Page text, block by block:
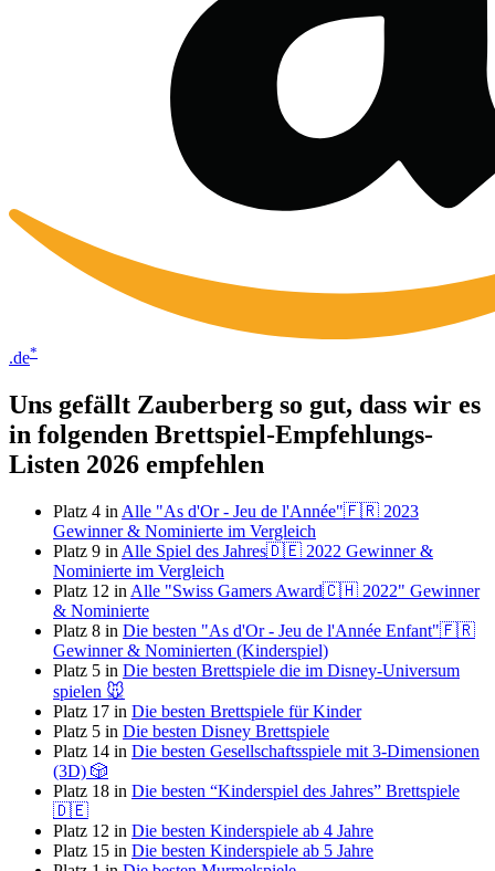
.de*
Uns gefällt Zauberberg so gut, dass wir es
in folgenden Brettspiel-Empfehlungs-
Listen 2026 empfehlen
Platz 4 in Alle "As d'Or - Jeu de l'Année"🇫🇷 2023
Gewinner & Nominierte im Vergleich
Platz 9 in Alle Spiel des Jahres🇩🇪 2022 Gewinner &
Nominierte im Vergleich
Platz 12 in Alle "Swiss Gamers Award🇨🇭 2022" Gewinner
& Nominierte
Platz 8 in Die besten "As d'Or - Jeu de l'Année Enfant"🇫🇷
Gewinner & Nominierten (Kinderspiel)
Platz 5 in Die besten Brettspiele die im Disney-Universum
spielen 🐭
Platz 17 in Die besten Brettspiele für Kinder
Platz 5 in Die besten Disney Brettspiele
Platz 14 in Die besten Gesellschaftsspiele mit 3-Dimensionen
(3D) 🎲
Platz 18 in Die besten “Kinderspiel des Jahres” Brettspiele
🇩🇪
Platz 12 in Die besten Kinderspiele ab 4 Jahre
Platz 15 in Die besten Kinderspiele ab 5 Jahre